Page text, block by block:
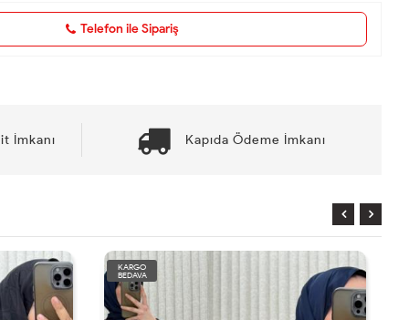
Telefon ile Sipariş
İmkanı Kapıda Ödeme İmkanı